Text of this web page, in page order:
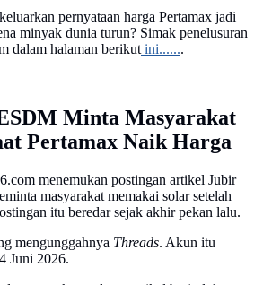
pernyataan harga Pertamax jadi
minyak dunia turun? Simak penelusuran
dalam halaman berikutini.......
Minta Masyarakat
Pertamax Naik Harga
menemukan postingan artikel Jubir
masyarakat memakai solar setelah
itu beredar sejak akhir pekan lalu.
mengunggahnya Threads. Akun itu
Juni 2026.